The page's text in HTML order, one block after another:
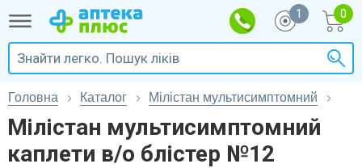
1
Головна Каталог Мілістан мультисимптомний
Мілістан мультисимптомний
каплети в/о блістер №12